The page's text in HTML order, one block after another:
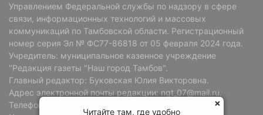
Управлением Федеральной службы по надзору в сфере
связи, информационных технологий и массовых
коммуникаций по Тамбовской области. Регистрационный
номер серия Эл № ФС77-86818 от 05 февраля 2024 года.
Учредитель: муниципальное казенное учреждение
"Редакция газеты "Наш город Тамбов".
Главный редактор: Буковская Юлия Викторовна.
Адрес электронной почты редакции: ngt_07@mail.ru.
Телефон редакции: +7 (4752) 72-69-37.
Читайте там, где удобно